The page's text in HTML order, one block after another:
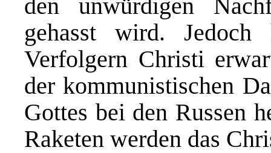
den unwürdigen
gehasst wird.
Verfolgern Christi
der kommunistischen
Gottes bei den Russen
Raketen werden das